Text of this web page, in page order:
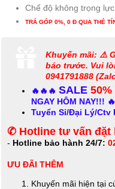
Chế độ không trọng
TRẢ GÓP 0%, 0 Đ QUA THẺ
Khuyến mãi: ⚠️
báo trước. Vui
0941791888
🔥🔥🔥 SALE 50%
NGAY HÔM NAY!!!
Tuyển Sỉ/Đại Lý/Ctv
✆ Hotline tư vấn đặt
- Hotline bảo hành 24/7:
ƯU ĐÃI THÊM
Khuyến mãi hiện tại